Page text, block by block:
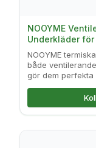
NOOYME
Underkläder för
NOOYME
både
gör dem perfekta